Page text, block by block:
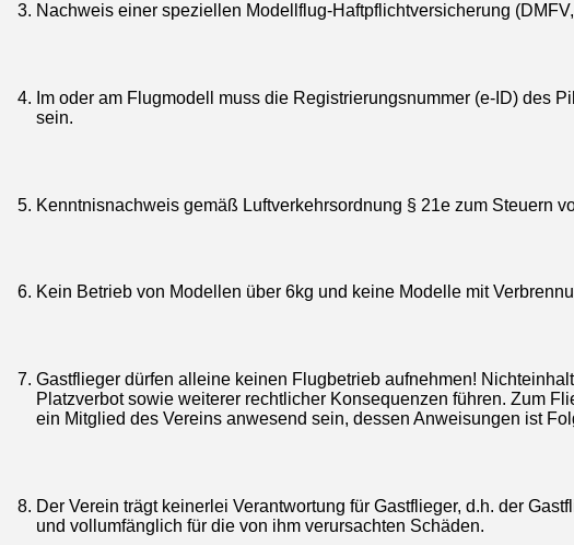
Nachweis einer speziellen Modellflug-Haftpflichtversicherung
Im oder am Flugmodell muss die Registrierungsnummer (e-ID) des
sein.
Kenntnisnachweis gemäß Luftverkehrsordnung § 21e zum Steuern
Kein Betrieb von Modellen über 6kg und keine Modelle mit
Gastflieger dürfen alleine keinen Flugbetrieb aufnehmen!
Platzverbot sowie weiterer rechtlicher Konsequenzen führen. Zum
ein Mitglied des Vereins anwesend sein, dessen Anweisungen ist
Der Verein trägt keinerlei Verantwortung für Gastflieger, d.h. der
und vollumfänglich für die von ihm verursachten Schäden.